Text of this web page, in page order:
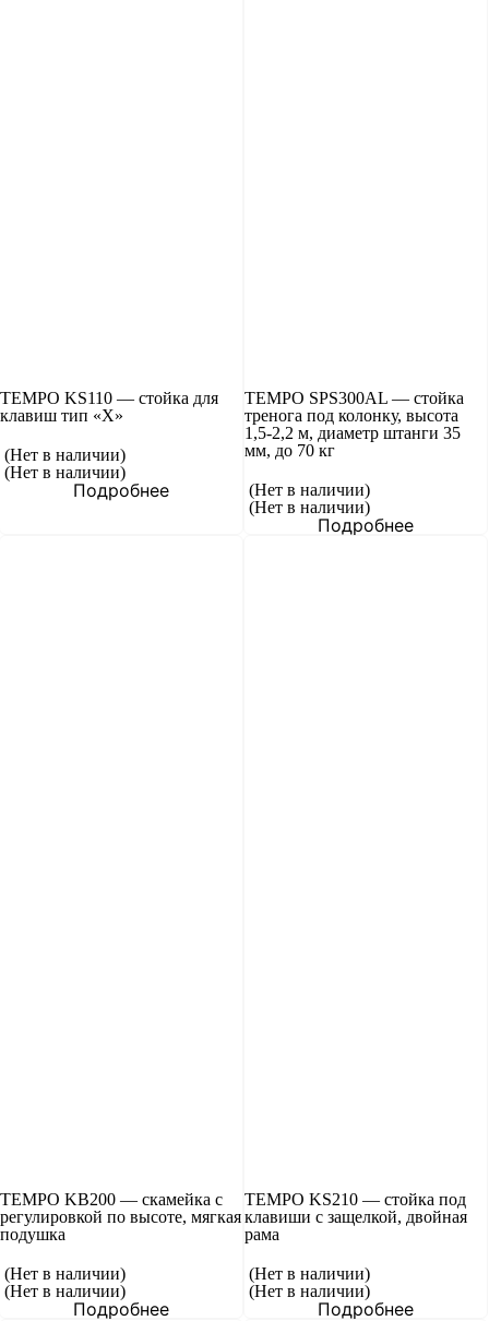
TEMPO KS110 — стойка для
клавиш тип «Х»
(Нет в наличии)
(Нет в наличии)
Подробнее
TEMPO SPS300AL — стойка
тренога под колонку, высота
1,5-2,2 м, диаметр штанги 35
мм, до 70 кг
(Нет в наличии)
(Нет в наличии)
Подробнее
TEMPO KB200 — скамейка с
регулировкой по высоте, мягкая
подушка
(Нет в наличии)
(Нет в наличии)
Подробнее
TEMPO KS210 — стойка под
клавиши с защелкой, двойная
рама
(Нет в наличии)
(Нет в наличии)
Подробнее